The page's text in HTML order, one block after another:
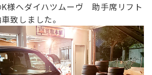
様へダイハツムーヴ 助手席リフト
致しました。